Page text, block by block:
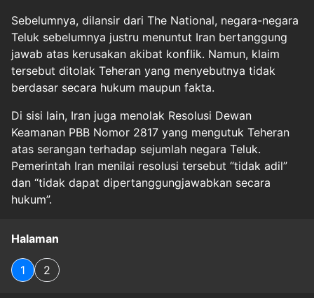
Sebelumnya, dilansir dari The National, negara-negara
Teluk sebelumnya justru menuntut Iran bertanggung
jawab atas kerusakan akibat konflik. Namun, klaim
tersebut ditolak Teheran yang menyebutnya tidak
berdasar secara hukum maupun fakta.
Di sisi lain, Iran juga menolak Resolusi Dewan
Keamanan PBB Nomor 2817 yang mengutuk Teheran
atas serangan terhadap sejumlah negara Teluk.
Pemerintah Iran menilai resolusi tersebut “tidak adil”
dan “tidak dapat dipertanggungjawabkan secara
hukum”.
Halaman
1 2